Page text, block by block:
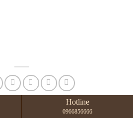
Hotline
0966856666